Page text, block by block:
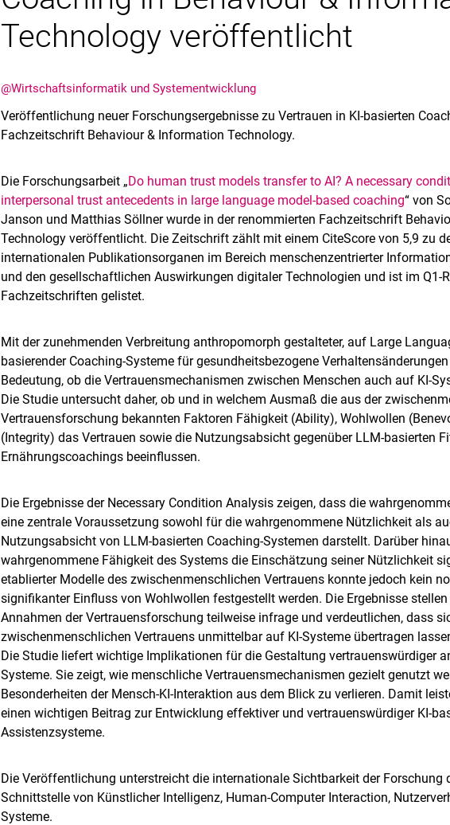
Technology veröffentlicht
@Wirtschaftsinformatik und Systementwicklung
Veröffentlichung neuer Forschungsergebnisse zu Vertrauen in KI-basierten
Fachzeitschrift Behaviour & Information Technology.
Die Forschungsarbeit „Do human trust models transfer to AI? A necessary
interpersonal trust antecedents in large language model-based coaching“ von
Janson und Matthias Söllner wurde in der renommierten Fachzeitschrift
Technology veröffentlicht. Die Zeitschrift zählt mit einem CiteScore von 5,9 zu
internationalen Publikationsorganen im Bereich menschenzentrierter
und den gesellschaftlichen Auswirkungen digitaler Technologien und ist im Q1-
Fachzeitschriften gelistet.
Mit der zunehmenden Verbreitung anthropomorph gestalteter, auf Large
basierender Coaching-Systeme für gesundheitsbezogene
Bedeutung, ob die Vertrauensmechanismen zwischen Menschen auch auf KI-
Die Studie untersucht daher, ob und in welchem Ausmaß die aus der
Vertrauensforschung bekannten Faktoren Fähigkeit (Ability), Wohlwollen
(Integrity) das Vertrauen sowie die Nutzungsabsicht gegenüber LLM-basierten
Ernährungscoachings beeinflussen.
Die Ergebnisse der Necessary Condition Analysis zeigen, dass die
eine zentrale Voraussetzung sowohl für die wahrgenommene Nützlichkeit als
Nutzungsabsicht von LLM-basierten Coaching-Systemen darstellt. Darüber
wahrgenommene Fähigkeit des Systems die Einschätzung seiner Nützlichkeit
etablierter Modelle des zwischenmenschlichen Vertrauens konnte jedoch kein
signifikanter Einfluss von Wohlwollen festgestellt werden. Die Ergebnisse
Annahmen der Vertrauensforschung teilweise infrage und verdeutlichen, dass
zwischenmenschlichen Vertrauens unmittelbar auf KI-Systeme übertragen
Die Studie liefert wichtige Implikationen für die Gestaltung vertrauenswürdiger
Systeme. Sie zeigt, wie menschliche Vertrauensmechanismen gezielt genutzt
Besonderheiten der Mensch-KI-Interaktion aus dem Blick zu verlieren. Damit
einen wichtigen Beitrag zur Entwicklung effektiver und vertrauenswürdiger KI-
Assistenzsysteme.
Die Veröffentlichung unterstreicht die internationale Sichtbarkeit der Forschung
Schnittstelle von Künstlicher Intelligenz, Human-Computer Interaction,
Systeme.